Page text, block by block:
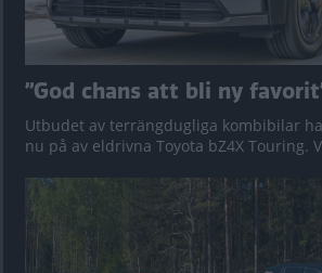
”God chans att bli ny
Utbudet av terrängdugliga kombibilar
nu på av eldrivna Toyota bZ4X Touring.